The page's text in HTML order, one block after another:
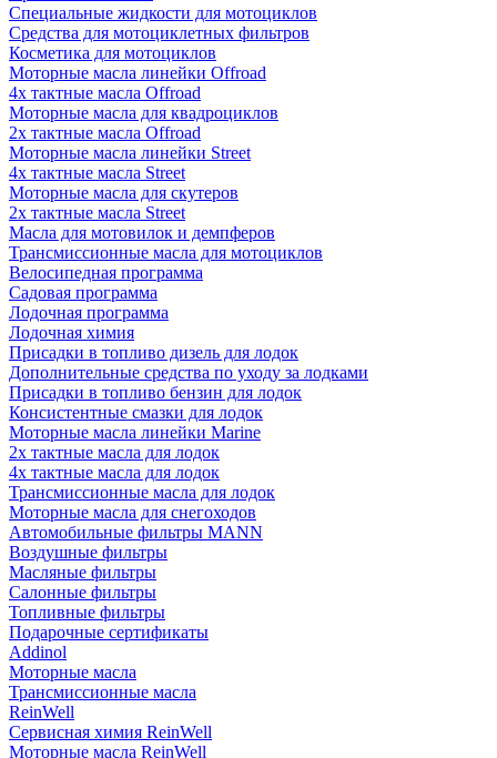
Специальные жидкости для мотоциклов
Средства для мотоциклетных фильтров
Косметика для мотоциклов
Моторные масла линейки Offroad
4х тактные масла Offroad
Моторные масла для квадроциклов
2х тактные масла Offroad
Моторные масла линейки Street
4х тактные масла Street
Моторные масла для скутеров
2х тактные масла Street
Масла для мотовилок и демпферов
Трансмиссионные масла для мотоциклов
Велосипедная программа
Садовая программа
Лодочная программа
Лодочная химия
Присадки в топливо дизель для лодок
Дополнительные средства по уходу за лодками
Присадки в топливо бензин для лодок
Консистентные смазки для лодок
Моторные масла линейки Marine
2х тактные масла для лодок
4х тактные масла для лодок
Трансмиссионные масла для лодок
Моторные масла для снегоходов
Автомобильные фильтры MANN
Воздушные фильтры
Масляные фильтры
Салонные фильтры
Топливные фильтры
Подарочные сертификаты
Addinol
Моторные масла
Трансмиссионные масла
ReinWell
Сервисная химия ReinWell
Моторные масла ReinWell